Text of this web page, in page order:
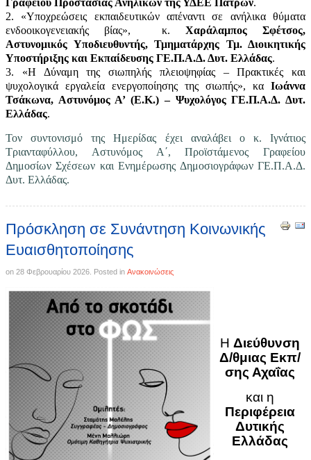
2. «Υποχρεώσεις εκπαιδευτικών απέναντι σε ανήλικα θύματα
ενδοοικογενειακής βίας», κ. Χαράλαμπος Σφέτσος,
Αστυνομικός Υποδιευθυντής, Τμηματάρχης Τμ. Διοικητικής
Υποστήριξης και Εκπαίδευσης ΓΕ.Π.Α.Δ. Δυτ. Ελλάδας.
3. «Η Δύναμη της σιωπηλής πλειοψηφίας – Πρακτικές και
ψυχολογικά εργαλεία ενεργοποίησης της σιωπής», κα Ιωάννα
Τσάκωνα, Αστυνόμος Α’ (Ε.Κ.) – Ψυχολόγος ΓΕ.Π.Α.Δ. Δυτ.
Ελλάδας.
Τον συντονισμό της Ημερίδας έχει αναλάβει ο κ. Ιγνάτιος
Τριανταφύλλου, Αστυνόμος Α΄, Προϊστάμενος Γραφείου
Δημοσίων Σχέσεων και Ενημέρωσης Δημοσιογράφων ΓΕ.Π.Α.Δ.
Δυτ. Ελλάδας.
Πρόσκληση σε Συνάντηση Κοινωνικής
Ευαισθητοποίησης
on 28 Φεβρουαρίου 2026 . Posted in Ανακοινώσεις
H Διεύθυνση
Δ/θμιας Εκπ/
σης Αχαΐας
και η
Περιφέρεια
Δυτικής
Ελλάδας